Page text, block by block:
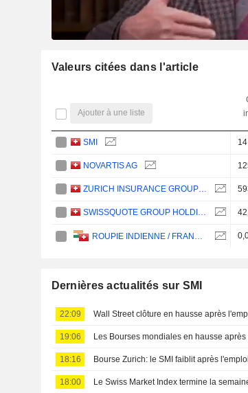
Valeurs citées dans l'article
Ajouter à une liste
SMI
NOVARTIS AG
Dernières actualités sur SMI
22:09 Wall Street clôture en hausse après
19:06 Les Bourses mondiales en hausse
18:16 Bourse Zurich: le SMI faiblit après
18:00 Le Swiss Market Index termine la